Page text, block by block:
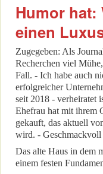
Humor hat:
einen
Zugegeben: Als
Recherchen viel
Fall. - Ich habe auch
erfolgreicher
seit 2018 - verheiratet
Ehefrau hat mit ihrem
gekauft, das aktuell
wird. - Geschmackvoll
Das alte Haus in dem
einem festen